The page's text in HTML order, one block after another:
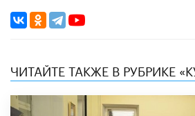
ЧИТАЙТЕ ТАКЖЕ В РУБРИКЕ